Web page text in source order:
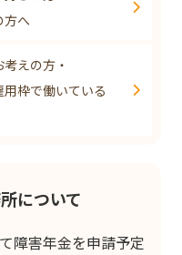
方へ
えの方・
枠で働いている
について
障害年金を申請予定